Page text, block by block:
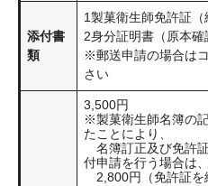
添付書
類
1製菓衛生師免許証（
2身分証明書（原本確
※郵送申請の場合は
さい
3,500円
※製菓衛生師名簿の
たことにより、
名簿訂正及び免許
付申請を行う場合は、
2,800円（免許証を